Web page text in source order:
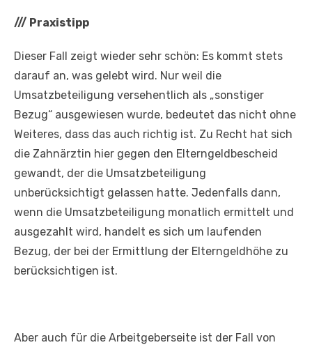
/// Praxistipp
Dieser Fall zeigt wieder sehr schön: Es kommt stets
darauf an, was gelebt wird. Nur weil die
Umsatzbeteiligung versehentlich als „sonstiger
Bezug“ ausgewiesen wurde, bedeutet das nicht ohne
Weiteres, dass das auch richtig ist. Zu Recht hat sich
die Zahnärztin hier gegen den Elterngeldbescheid
gewandt, der die Umsatzbeteiligung
unberücksichtigt gelassen hatte. Jedenfalls dann,
wenn die Umsatzbeteiligung monatlich ermittelt und
ausgezahlt wird, handelt es sich um laufenden
Bezug, der bei der Ermittlung der Elterngeldhöhe zu
berücksichtigen ist.
Aber auch für die Arbeitgeberseite ist der Fall von